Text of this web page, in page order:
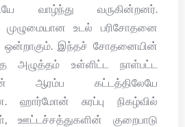
வாழ்ந்து வருகின்றனர்.
உடல் பரிசோதனை
ஒன்றாகும். இந்தச் சோதனையின்
அழுத்தம் உள்ளிட்ட நாள்பட்ட
ஆரம்ப கட்டத்திலேயே
ஹார்மோன் சுரப்பு நிகழ்வில்
ஊட்டச்சத்துகளின் குறைபாடு